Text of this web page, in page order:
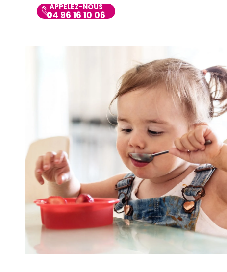
APPELEZ-NOUS
04 96 16 10 06